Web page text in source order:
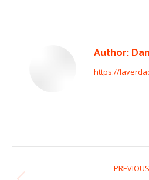
Author:
https://
PREVIOUS